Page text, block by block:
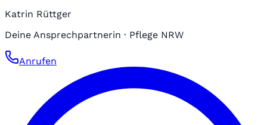
Katrin Rüttger
Deine Ansprechpartnerin · Pflege NRW
Anrufen